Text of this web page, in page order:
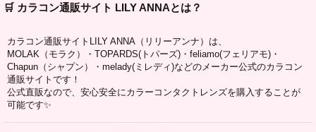
🛒 カラコン通販サイト LILY ANNAとは？
カラコン通販サイトLILY ANNA（リリーアンナ）は、
MOLAK（モラク）・TOPARDS(トパーズ)・feliamo(フェリアモ)・
Chapun（シャプン）・melady(ミレディ)などのメーカー公式のカラコン
通販サイトです！
公式直販なので、安心安全にカラーコンタクトレンズを購入することが
可能です✨